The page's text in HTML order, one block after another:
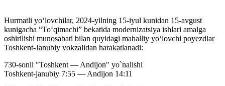
Hurmatli yo‘lovchilar, 2024-yilning 15-iyul kunidan 15-avgust
kunigacha “To‘qimachi” bekatida modernizatsiya ishlari amalga
oshirilishi munosabati bilan quyidagi mahalliy yo‘lovchi poyezdlar
Toshkent-Janubiy vokzalidan harakatlanadi:
730-sonli "Toshkent — Andijon" yo`nalishi
Toshkent-janubiy 7:55 — Andijon 14:11